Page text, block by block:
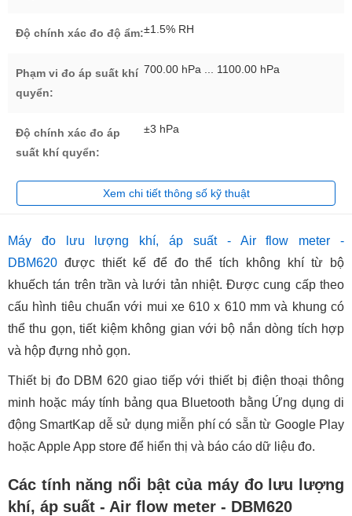
Độ chính xác đo độ ẩm:±1.5% RH
Phạm vi đo áp suất khí
quyển:
700.00 hPa ... 1100.00 hPa
Độ chính xác đo áp
suất khí quyển:
±3 hPa
Xem chi tiết thông số kỹ thuật
Máy đo lưu lượng khí, áp suất - Air flow meter -
DBM620 được thiết kế để đo thể tích không khí từ bộ
khuếch tán trên trần và lưới tản nhiệt. Được cung cấp theo
cấu hình tiêu chuẩn với mui xe 610 x 610 mm và khung có
thể thu gọn, tiết kiệm không gian với bộ nắn dòng tích hợp
và hộp đựng nhỏ gọn.
Thiết bị đo DBM 620 giao tiếp với thiết bị điện thoại thông
minh hoặc máy tính bảng qua Bluetooth bằng Ứng dụng di
động SmartKap dễ sử dụng miễn phí có sẵn từ Google Play
hoặc Apple App store để hiển thị và báo cáo dữ liệu đo.
Các tính năng nổi bật của máy đo lưu lượng
khí, áp suất - Air flow meter - DBM620